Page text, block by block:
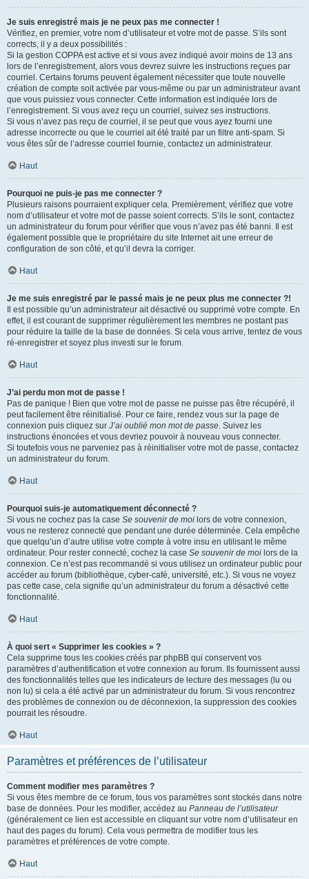
Je suis enregistré mais je ne peux pas me connecter !
Vérifiez, en premier, votre nom d’utilisateur et votre mot de passe. S’ils sont
corrects, il y a deux possibilités :
Si la gestion COPPA est active et si vous avez indiqué avoir moins de 13 ans
lors de l’enregistrement, alors vous devrez suivre les instructions reçues par
courriel. Certains forums peuvent également nécessiter que toute nouvelle
création de compte soit activée par vous-même ou par un administrateur avant
que vous puissiez vous connecter. Cette information est indiquée lors de
l’enregistrement. Si vous avez reçu un courriel, suivez ses instructions.
Si vous n’avez pas reçu de courriel, il se peut que vous ayez fourni une
adresse incorrecte ou que le courriel ait été traité par un filtre anti-spam. Si
vous êtes sûr de l’adresse courriel fournie, contactez un administrateur.
Haut
Pourquoi ne puis-je pas me connecter ?
Plusieurs raisons pourraient expliquer cela. Premièrement, vérifiez que votre
nom d’utilisateur et votre mot de passe soient corrects. S’ils le sont, contactez
un administrateur du forum pour vérifier que vous n’avez pas été banni. Il est
également possible que le propriétaire du site Internet ait une erreur de
configuration de son côté, et qu’il devra la corriger.
Haut
Je me suis enregistré par le passé mais je ne peux plus me connecter ?!
Il est possible qu’un administrateur ait désactivé ou supprimé votre compte. En
effet, il est courant de supprimer régulièrement les membres ne postant pas
pour réduire la taille de la base de données. Si cela vous arrive, tentez de vous
ré-enregistrer et soyez plus investi sur le forum.
Haut
J’ai perdu mon mot de passe !
Pas de panique ! Bien que votre mot de passe ne puisse pas être récupéré, il
peut facilement être réinitialisé. Pour ce faire, rendez vous sur la page de
connexion puis cliquez sur J’ai oublié mon mot de passe. Suivez les
instructions énoncées et vous devriez pouvoir à nouveau vous connecter.
Si toutefois vous ne parveniez pas à réinitialiser votre mot de passe, contactez
un administrateur du forum.
Haut
Pourquoi suis-je automatiquement déconnecté ?
Si vous ne cochez pas la case Se souvenir de moi lors de votre connexion,
vous ne resterez connecté que pendant une durée déterminée. Cela empêche
que quelqu’un d’autre utilise votre compte à votre insu en utilisant le même
ordinateur. Pour rester connecté, cochez la case Se souvenir de moi lors de la
connexion. Ce n’est pas recommandé si vous utilisez un ordinateur public pour
accéder au forum (bibliothèque, cyber-café, université, etc.). Si vous ne voyez
pas cette case, cela signifie qu’un administrateur du forum a désactivé cette
fonctionnalité.
Haut
À quoi sert « Supprimer les cookies » ?
Cela supprime tous les cookies créés par phpBB qui conservent vos
paramètres d’authentification et votre connexion au forum. Ils fournissent aussi
des fonctionnalités telles que les indicateurs de lecture des messages (lu ou
non lu) si cela a été activé par un administrateur du forum. Si vous rencontrez
des problèmes de connexion ou de déconnexion, la suppression des cookies
pourrait les résoudre.
Haut
Paramètres et préférences de l’utilisateur
Comment modifier mes paramètres ?
Si vous êtes membre de ce forum, tous vos paramètres sont stockés dans notre
base de données. Pour les modifier, accédez au Panneau de l’utilisateur
(généralement ce lien est accessible en cliquant sur votre nom d’utilisateur en
haut des pages du forum). Cela vous permettra de modifier tous les
paramètres et préférences de votre compte.
Haut